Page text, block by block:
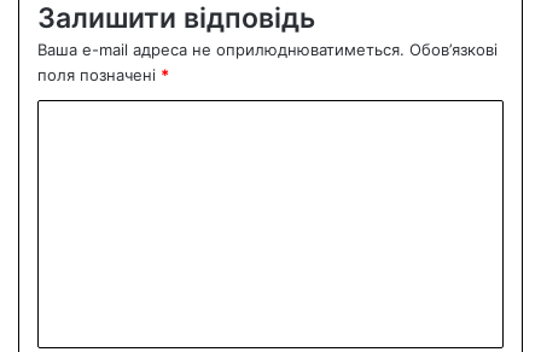
Залишити відповідь
Ваша e-mail адреса не оприлюднюватиметься. Обов’язкові
поля позначені *